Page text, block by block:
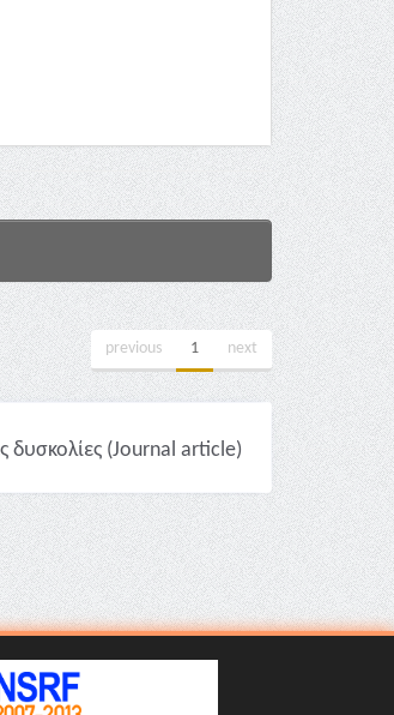
previous 1 next
δυσκολίες (Journal article)